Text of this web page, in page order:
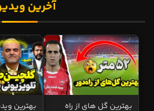
آخرین
بهترین گل های از راه
بهترین